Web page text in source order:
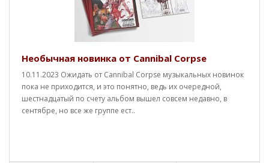
Необычная новинка от Cannibal Corpse
10.11.2023 Ожидать от Cannibal Corpse музыкальных новинок
пока не приходится, и это понятно, ведь их очередной,
шестнадцатый по счету альбом вышел совсем недавно, в
сентябре, но все же группе ест..